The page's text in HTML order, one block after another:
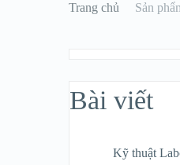
Trang chủ Sản
Bài viết
Kỹ thuật